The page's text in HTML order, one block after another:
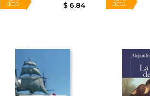
12% $ 7.75
$ 6.84